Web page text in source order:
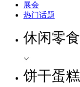
展会
热门话题
休闲零食
饼干蛋糕